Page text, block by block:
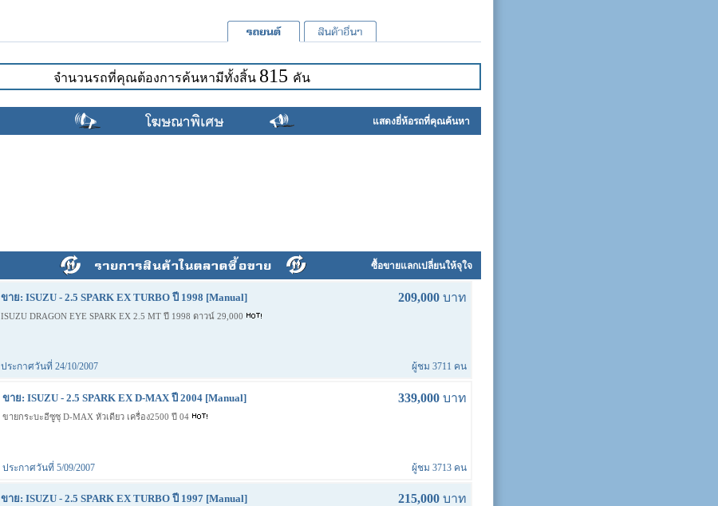
จำนวนรถที่คุณต้องการค้นหามีทั้งสิ้น 815 คัน
แสดงยี่ห้อรถที่คุณค้นหา
ซื้อขายแลกเปลี่ยนให้จุใจ
ขาย: ISUZU - 2.5 SPARK EX TURBO ปี 1998 [Manual] 209,000บาท
ISUZU DRAGON EYE SPARK EX 2.5 MT ปี 1998 ดาวน์ 29,000
ประกาศวันที่ 24/10/2007 ผู้ชม 3711 คน
ขาย: ISUZU - 2.5 SPARK EX D-MAX ปี 2004 [Manual] 339,000บาท
ขายกระบะอีซูซุ D-MAX หัวเดียว เครื่อง2500 ปี 04
ประกาศวันที่ 5/09/2007 ผู้ชม 3713 คน
ขาย: ISUZU - 2.5 SPARK EX TURBO ปี 1997 [Manual] 215,000บาท